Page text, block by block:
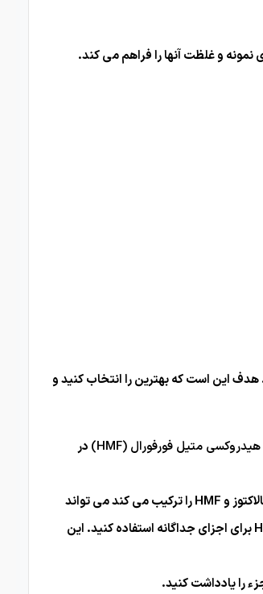
و غلظت آنها را فراهم می کند.
هدف این است که بهترین را انتخاب کنید و
هیدروکسی متیل فورفورال (HMF)
در
یک راه حل مرجع ارائه کنید که همه بخش ها را، هم به طور کلی و هم به صورت جداگانه، در بر می گیرد. یک محلول ذخیره 6 گرم در لیتر که گلوکز، گالاکتوز و HMF را ترکیب می کند می تواند
برای تولید پنج محلول استاندارد مختلف از طریق رقت سازی سریال استفاده شود. از غلظت های 6 گرم در لیتر گلوکز، 6 گرم در لیتر گالاکتوز و 6 گرم در لیتر HMF برای اجزای جداگانه استفاده کنید. این
را یادداشت کنید.